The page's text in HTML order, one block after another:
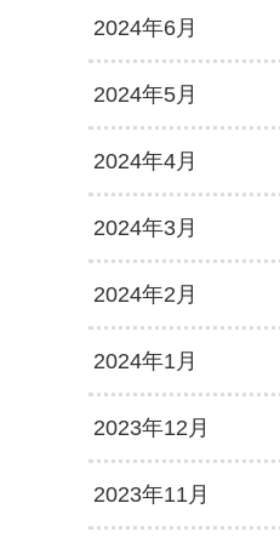
2024年6月
2024年5月
2024年4月
2024年3月
2024年2月
2024年1月
2023年12月
2023年11月